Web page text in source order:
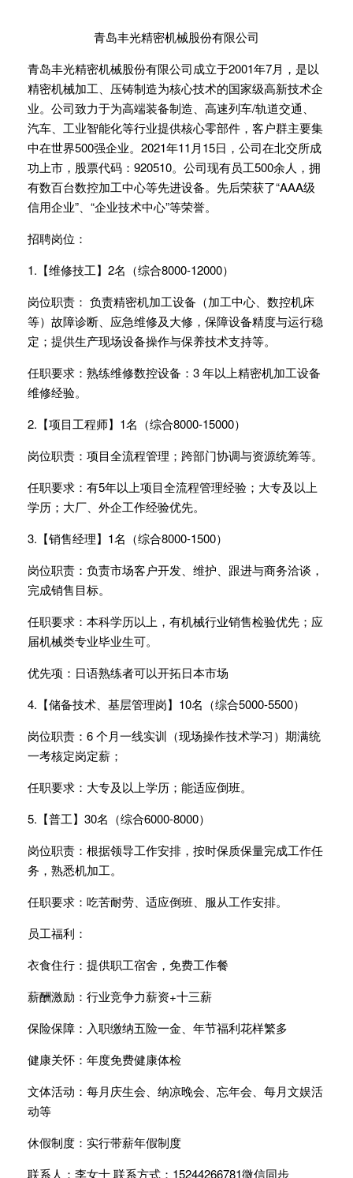
青岛丰光精密机械股份有限公司
青岛丰光精密机械股份有限公司成立于2001年7月，是以
精密机械加工、压铸制造为核心技术的国家级高新技术企
业。公司致力于为高端装备制造、高速列车/轨道交通、
汽车、工业智能化等行业提供核心零部件，客户群主要集
中在世界500强企业。2021年11月15日，公司在北交所成
功上市，股票代码：920510。公司现有员工500余人，拥
有数百台数控加工中心等先进设备。先后荣获了“AAA级
信用企业”、“企业技术中心”等荣誉。
招聘岗位：
1.【维修技工】2名（综合8000-12000）
岗位职责： 负责精密机加工设备（加工中心、数控机床
等）故障诊断、应急维修及大修，保障设备精度与运行稳
定；提供生产现场设备操作与保养技术支持等。
任职要求：熟练维修数控设备：3 年以上精密机加工设备
维修经验。
2.【项目工程师】1名（综合8000-15000）
岗位职责：项目全流程管理；跨部门协调与资源统筹等。
任职要求：有5年以上项目全流程管理经验；大专及以上
学历；大厂、外企工作经验优先。
3.【销售经理】1名（综合8000-1500）
岗位职责：负责市场客户开发、维护、跟进与商务洽谈，
完成销售目标。
任职要求：本科学历以上，有机械行业销售检验优先；应
届机械类专业毕业生可。
优先项：日语熟练者可以开拓日本市场
4.【储备技术、基层管理岗】10名（综合5000-5500）
岗位职责：6 个月一线实训（现场操作技术学习）期满统
一考核定岗定薪；
任职要求：大专及以上学历；能适应倒班。
5.【普工】30名（综合6000-8000）
岗位职责：根据领导工作安排，按时保质保量完成工作任
务，熟悉机加工。
任职要求：吃苦耐劳、适应倒班、服从工作安排。
员工福利：
衣食住行：提供职工宿舍，免费工作餐
薪酬激励：行业竞争力薪资+十三薪
保险保障：入职缴纳五险一金、年节福利花样繁多
健康关怀：年度免费健康体检
文体活动：每月庆生会、纳凉晚会、忘年会、每月文娱活
动等
休假制度：实行带薪年假制度
联系人：李女士 联系方式：15244266781微信同步